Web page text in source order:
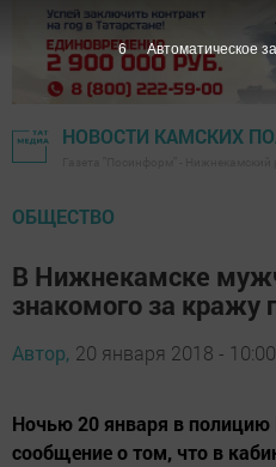
НОВОСТИ КАМСКИХ
ОБЩЕСТВО
В Нижнекамске
знакомого за кражу
Автор, 20 января 2018 - 10:00
Ночью 20 января в
сообщение о том, что в
5 Автоматическое